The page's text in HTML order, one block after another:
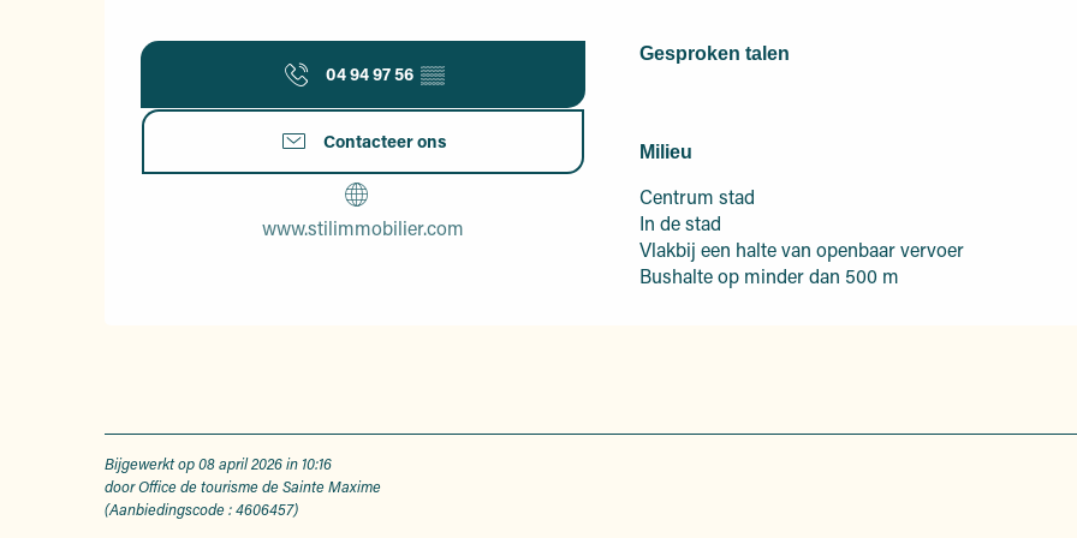
04 94 97 56 ▒▒
Contacteer ons
www.stilimmobilier.com
Gesproken talen
Gesproken talen
Milieu
Milieu
Centrum stad
In de stad
Vlakbij een halte van openbaar vervoer
Bushalte op minder dan 500 m
Bijgewerkt op 08 april 2026 in 10:16
door Office de tourisme de Sainte Maxime
(Aanbiedingscode :4606457)